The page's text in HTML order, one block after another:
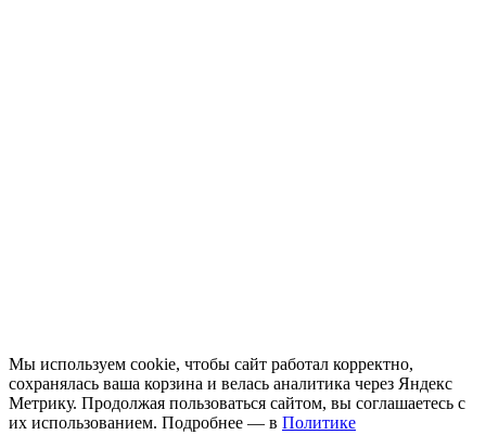
Мы используем cookie, чтобы сайт работал корректно,
сохранялась ваша корзина и велась аналитика через Яндекс
Метрику. Продолжая пользоваться сайтом, вы соглашаетесь с
их использованием. Подробнее — в Политике